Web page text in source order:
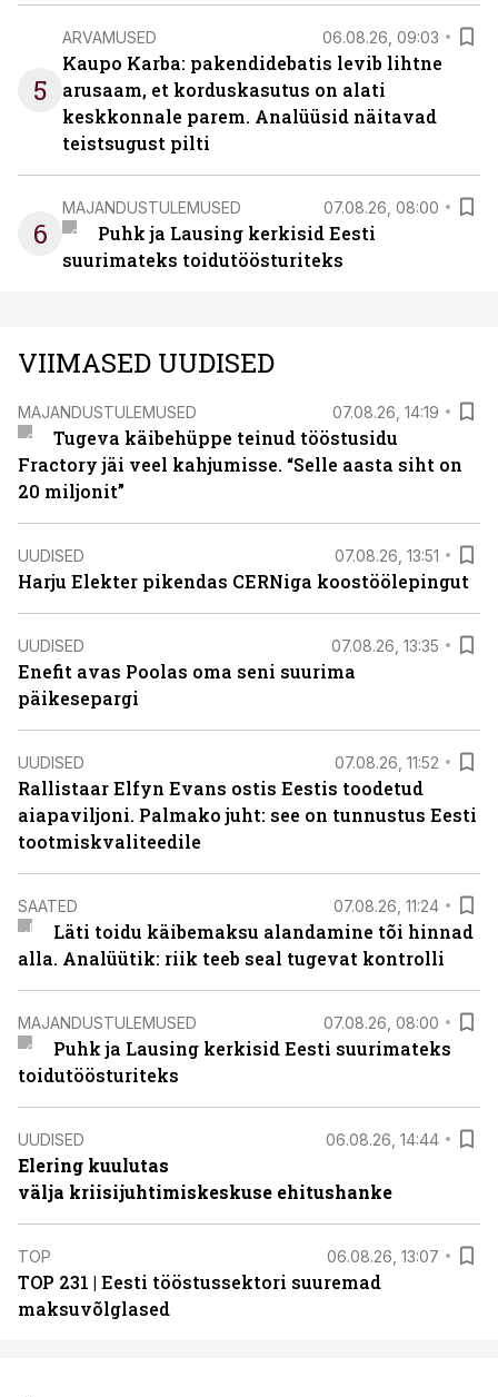
5
ARVAMUSED 06.08.26, 09:03
Kaupo Karba: pakendidebatis levib lihtne
arusaam, et korduskasutus on alati
keskkonnale parem. Analüüsid näitavad
teistsugust pilti
6
MAJANDUSTULEMUSED 07.08.26, 08:00
Puhk ja Lausing kerkisid Eesti
suurimateks toidutöösturiteks
VIIMASED UUDISED
MAJANDUSTULEMUSED 07.08.26, 14:19
Tugeva käibehüppe teinud tööstusidu
Fractory jäi veel kahjumisse. “Selle aasta siht on
20 miljonit”
UUDISED 07.08.26, 13:51
Harju Elekter pikendas CERNiga koostöölepingut
UUDISED 07.08.26, 13:35
Enefit avas Poolas oma seni suurima
päikesepargi
UUDISED 07.08.26, 11:52
Rallistaar Elfyn Evans ostis Eestis toodetud
aiapaviljoni. Palmako juht: see on tunnustus Eesti
tootmiskvaliteedile
SAATED 07.08.26, 11:24
Läti toidu käibemaksu alandamine tõi hinnad
alla. Analüütik: riik teeb seal tugevat kontrolli
MAJANDUSTULEMUSED 07.08.26, 08:00
Puhk ja Lausing kerkisid Eesti suurimateks
toidutöösturiteks
UUDISED 06.08.26, 14:44
Elering kuulutas
välja kriisijuhtimiskeskuse ehitushanke
TOP 06.08.26, 13:07
TOP 231 | Eesti tööstussektori suuremad
maksuvõlglased